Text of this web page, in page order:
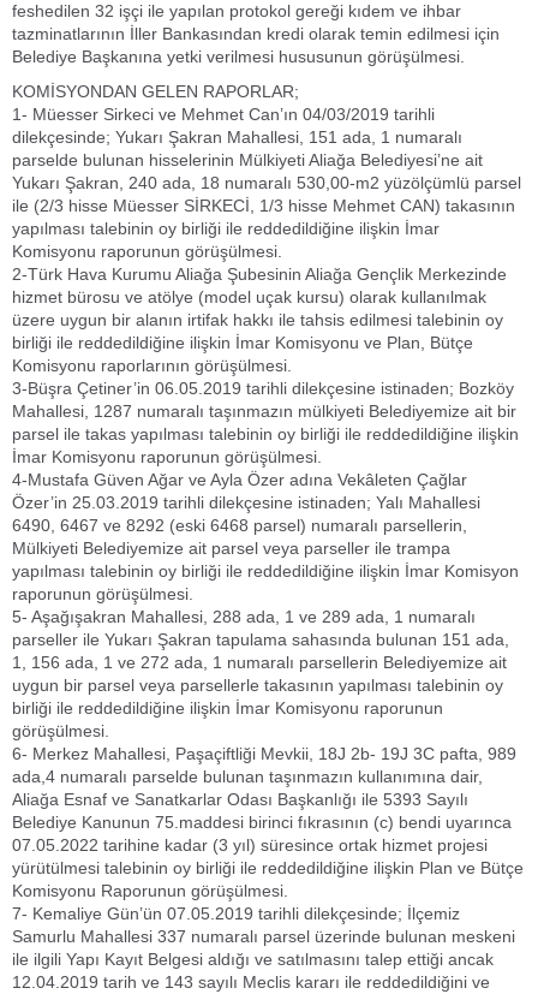
feshedilen 32 işçi ile yapılan protokol gereği kıdem ve ihbar
tazminatlarının İller Bankasından kredi olarak temin edilmesi için
Belediye Başkanına yetki verilmesi hususunun görüşülmesi.
KOMİSYONDAN GELEN RAPORLAR;
1- Müesser Sirkeci ve Mehmet Can’ın 04/03/2019 tarihli
dilekçesinde; Yukarı Şakran Mahallesi, 151 ada, 1 numaralı
parselde bulunan hisselerinin Mülkiyeti Aliağa Belediyesi’ne ait
Yukarı Şakran, 240 ada, 18 numaralı 530,00-m2 yüzölçümlü parsel
ile (2/3 hisse Müesser SİRKECİ, 1/3 hisse Mehmet CAN) takasının
yapılması talebinin oy birliği ile reddedildiğine ilişkin İmar
Komisyonu raporunun görüşülmesi.
2-Türk Hava Kurumu Aliağa Şubesinin Aliağa Gençlik Merkezinde
hizmet bürosu ve atölye (model uçak kursu) olarak kullanılmak
üzere uygun bir alanın irtifak hakkı ile tahsis edilmesi talebinin oy
birliği ile reddedildiğine ilişkin İmar Komisyonu ve Plan, Bütçe
Komisyonu raporlarının görüşülmesi.
3-Büşra Çetiner’in 06.05.2019 tarihli dilekçesine istinaden; Bozköy
Mahallesi, 1287 numaralı taşınmazın mülkiyeti Belediyemize ait bir
parsel ile takas yapılması talebinin oy birliği ile reddedildiğine ilişkin
İmar Komisyonu raporunun görüşülmesi.
4-Mustafa Güven Ağar ve Ayla Özer adına Vekâleten Çağlar
Özer’in 25.03.2019 tarihli dilekçesine istinaden; Yalı Mahallesi
6490, 6467 ve 8292 (eski 6468 parsel) numaralı parsellerin,
Mülkiyeti Belediyemize ait parsel veya parseller ile trampa
yapılması talebinin oy birliği ile reddedildiğine ilişkin İmar Komisyon
raporunun görüşülmesi.
5- Aşağışakran Mahallesi, 288 ada, 1 ve 289 ada, 1 numaralı
parseller ile Yukarı Şakran tapulama sahasında bulunan 151 ada,
1, 156 ada, 1 ve 272 ada, 1 numaralı parsellerin Belediyemize ait
uygun bir parsel veya parsellerle takasının yapılması talebinin oy
birliği ile reddedildiğine ilişkin İmar Komisyonu raporunun
görüşülmesi.
6- Merkez Mahallesi, Paşaçiftliği Mevkii, 18J 2b- 19J 3C pafta, 989
ada,4 numaralı parselde bulunan taşınmazın kullanımına dair,
Aliağa Esnaf ve Sanatkarlar Odası Başkanlığı ile 5393 Sayılı
Belediye Kanunun 75.maddesi birinci fıkrasının (c) bendi uyarınca
07.05.2022 tarihine kadar (3 yıl) süresince ortak hizmet projesi
yürütülmesi talebinin oy birliği ile reddedildiğine ilişkin Plan ve Bütçe
Komisyonu Raporunun görüşülmesi.
7- Kemaliye Gün’ün 07.05.2019 tarihli dilekçesinde; İlçemiz
Samurlu Mahallesi 337 numaralı parsel üzerinde bulunan meskeni
ile ilgili Yapı Kayıt Belgesi aldığı ve satılmasını talep ettiği ancak
12.04.2019 tarih ve 143 sayılı Meclis kararı ile reddedildiğini ve